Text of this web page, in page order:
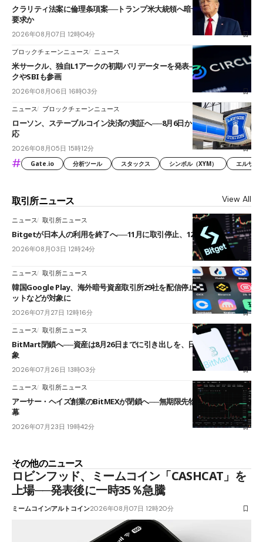
クラリティ法案に倫理条項案──トランプ米大統領へ暗号資産事業の売却
要求か
2026年08月07日 12時04分
ブロックチェーンニュース ニュース
米サークル、独自L1アークの初期バリデーターを発表――ブラックロッ
クやSBIも参画
2026年08月06日 16時03分
ニュース ブロックチェーンニュース
ローソン、ステーブルコイン決済の実証へ──8月6日からJPYCやUSDC対
応
2026年08月05日 15時12分
# Gate.io 分析ツール スタックス シンボル（XYM） エルサル
取引所ニュース View All
ニュース 取引所ニュース
Bitgetが日本人の利用を終了へ──11月に取引停止、12月末に強制決済
2026年08月03日 12時24分
ニュース 取引所ニュース
韓国Google Play、海外暗号資産取引所29社を配信停止──OKXやバイビ
ットなどが対象に
2026年07月27日 12時16分
ニュース 取引所ニュース
BitMart閉鎖へ──資産は8月26日までに引き出しを、日本人利用者も対
象
2026年07月26日 13時03分
ニュース 取引所ニュース
アーサー・ヘイズ創業のBitMEXが閉鎖へ──無期限先物を生んだ11年に
幕
2026年07月23日 19時42分
その他のニュース
ロビンフッド、ミームコイン「CASHCAT」を
上場──発表後に一時35％急騰
ミームコインアルトコイン2026年08月07日 12時20分